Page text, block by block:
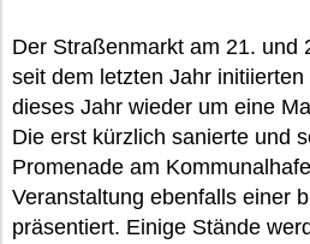
Der Straßenmarkt am 21. und
seit dem letzten Jahr initiierten
dieses Jahr wieder um eine
Die erst kürzlich sanierte und
Promenade am
Veranstaltung ebenfalls einer
präsentiert. Einige Stände